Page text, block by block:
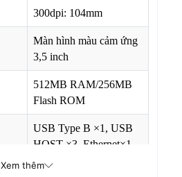
300dpi: 104mm
Màn hình màu cảm ứng
3,5 inch
512MB RAM/256MB
Flash ROM
USB Type B ×1, USB
HOST ×3, Ethernet×1,
RS232(9-pin) ×1
Xem thêm